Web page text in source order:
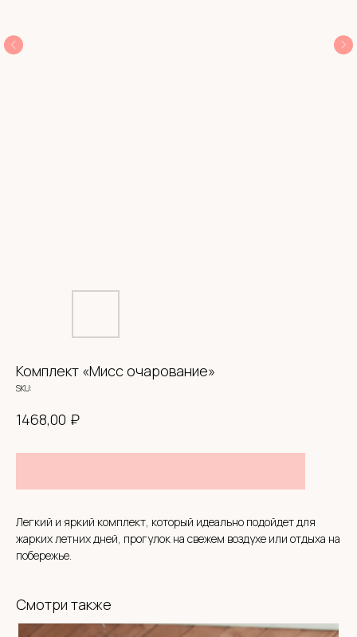
Комплект «Мисс очарование»
SKU:
1468,00 ₽
Легкий и яркий комплект, который идеально подойдет для
жарких летних дней, прогулок на свежем воздухе или отдыха на
побережье.
Смотри также
СИСТЕМА ЛОЯЛЬНОСТИ
BABYHOODSHOP
Кешбэкс каждой покупки